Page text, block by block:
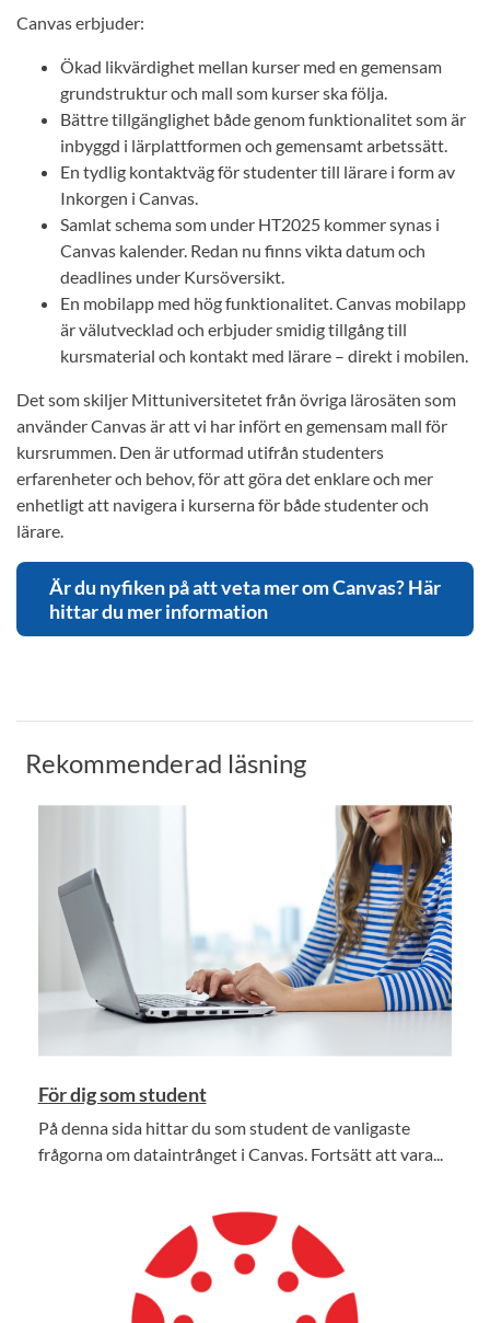
Canvas erbjuder:
Ökad likvärdighet mellan kurser med en gemensam
grundstruktur och mall som kurser ska följa.
Bättre tillgänglighet både genom funktionalitet som är
inbyggd i lärplattformen och gemensamt arbetssätt.
En tydlig kontaktväg för studenter till lärare i form av
Inkorgen i Canvas.
Samlat schema som under HT2025 kommer synas i
Canvas kalender. Redan nu finns vikta datum och
deadlines under Kursöversikt.
En mobilapp med hög funktionalitet. Canvas mobilapp
är välutvecklad och erbjuder smidig tillgång till
kursmaterial och kontakt med lärare – direkt i mobilen.
Det som skiljer Mittuniversitetet från övriga lärosäten som
använder Canvas är att vi har infört en gemensam mall för
kursrummen. Den är utformad utifrån studenters
erfarenheter och behov, för att göra det enklare och mer
enhetligt att navigera i kurserna för både studenter och
lärare.
Är du nyfiken på att veta mer om Canvas? Här
hittar du mer information
Rekommenderad läsning
För dig som student
På denna sida hittar du som student de vanligaste
frågorna om dataintrånget i Canvas. Fortsätt att vara...